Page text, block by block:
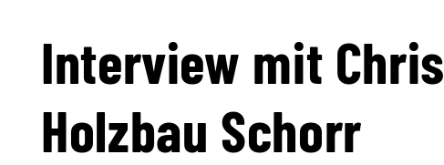
Interview mit
Holzbau Schorr